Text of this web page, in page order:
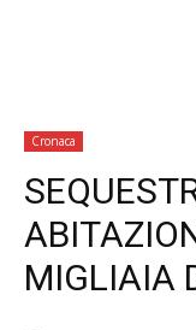
Cronaca
MIGLIAIA